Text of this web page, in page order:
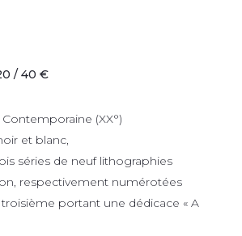
/ 40 €
(XX°)
et blanc,
séries de neuf lithographies
respectivement numérotées
troisième portant une dédicace « A